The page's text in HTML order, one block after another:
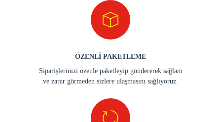
ÖZENLİ PAKETLEME
Siparişlerinizi özenle paketleyip göndererek sağlam
ve zarar görmeden sizlere ulaşmasını sağlıyoruz.